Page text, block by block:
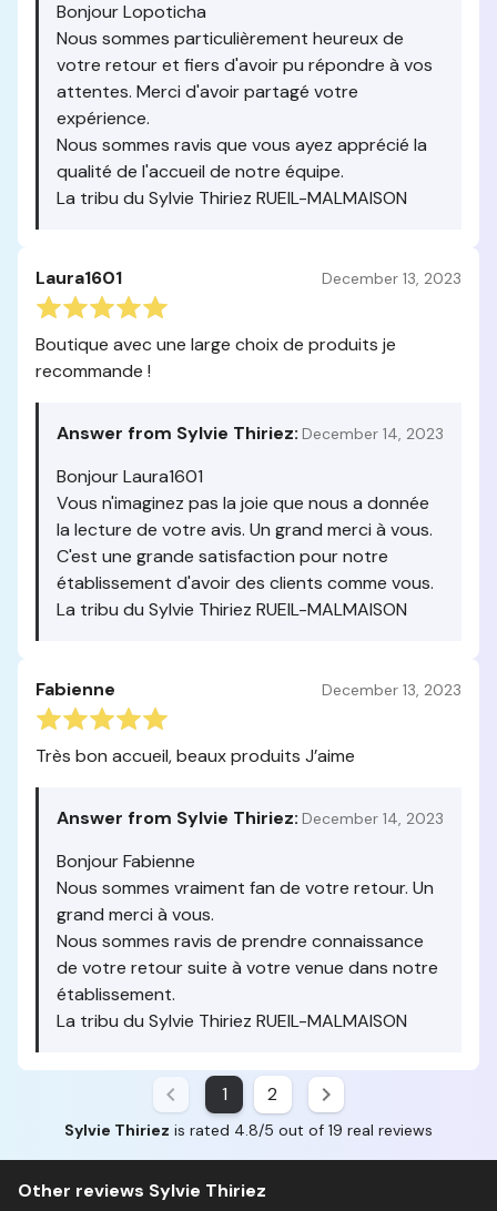
Bonjour Lopoticha
Nous sommes particulièrement heureux de
votre retour et fiers d'avoir pu répondre à vos
attentes. Merci d'avoir partagé votre
expérience.
Nous sommes ravis que vous ayez apprécié la
qualité de l'accueil de notre équipe.
La tribu du Sylvie Thiriez RUEIL-MALMAISON
Laura1601 December 13, 2023
Boutique avec une large choix de produits je
recommande !
Answer from Sylvie Thiriez: December 14, 2023
Bonjour Laura1601
Vous n'imaginez pas la joie que nous a donnée
la lecture de votre avis. Un grand merci à vous.
C'est une grande satisfaction pour notre
établissement d'avoir des clients comme vous.
La tribu du Sylvie Thiriez RUEIL-MALMAISON
Fabienne December 13, 2023
Très bon accueil, beaux produits J’aime
Answer from Sylvie Thiriez: December 14, 2023
Bonjour Fabienne
Nous sommes vraiment fan de votre retour. Un
grand merci à vous.
Nous sommes ravis de prendre connaissance
de votre retour suite à votre venue dans notre
établissement.
La tribu du Sylvie Thiriez RUEIL-MALMAISON
1 2
Sylvie Thiriez is rated 4.8/5 out of 19 real reviews
Other reviews Sylvie Thiriez